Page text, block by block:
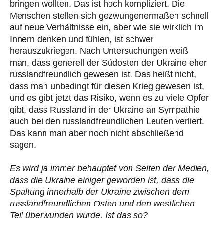
bringen wollten. Das ist hoch kompliziert. Die
Menschen stellen sich gezwungenermaßen schnell
auf neue Verhältnisse ein, aber wie sie wirklich im
Innern denken und fühlen, ist schwer
herauszukriegen. Nach Untersuchungen weiß
man, dass generell der Südosten der Ukraine eher
russlandfreundlich gewesen ist. Das heißt nicht,
dass man unbedingt für diesen Krieg gewesen ist,
und es gibt jetzt das Risiko, wenn es zu viele Opfer
gibt, dass Russland in der Ukraine an Sympathie
auch bei den russlandfreundlichen Leuten verliert.
Das kann man aber noch nicht abschließend
sagen.
Es wird ja immer behauptet von Seiten der Medien,
dass die Ukraine einiger geworden ist, dass die
Spaltung innerhalb der Ukraine zwischen dem
russlandfreundlichen Osten und den westlichen
Teil überwunden wurde. Ist das so?